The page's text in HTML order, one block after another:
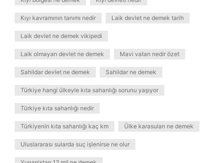
Kıyı kavramının tanımı nedir Laik devlet ne demek tarih
Laik devlet ne demek vikipedi
Laik olmayan devlet ne demek Mavi vatan nedir özet
Sahildar devlet ne demek Sahildar ne demek
Türkiye hangi ülkeyle kıta sahanlığı sorunu yaşıyor
Türkiye kıta sahanlığı nedir
Türkiyenin kıta sahanlığı kaç km Ülke karasuları ne demek
Uluslararası sularda suç işlenirse ne olur